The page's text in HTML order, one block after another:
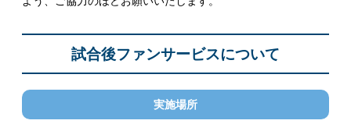
試合後ファンサービスについて
実施場所